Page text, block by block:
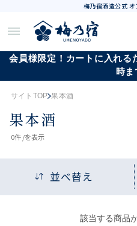
梅乃宿酒造公式
会員様限定！カートに入れる
時ま
サイトTOP 果本酒
果本酒
0件 /を表示
並べ替え
該当する商品